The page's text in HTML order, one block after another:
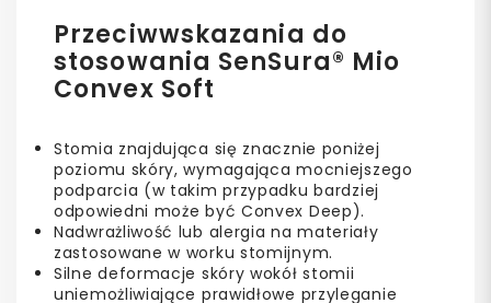
Przeciwwskazania do
stosowania SenSura® Mio
Convex Soft
Stomia znajdująca się znacznie poniżej
poziomu skóry, wymagająca mocniejszego
podparcia (w takim przypadku bardziej
odpowiedni może być Convex Deep).
Nadwrażliwość lub alergia na materiały
zastosowane w worku stomijnym.
Silne deformacje skóry wokół stomii
uniemożliwiające prawidłowe przyleganie